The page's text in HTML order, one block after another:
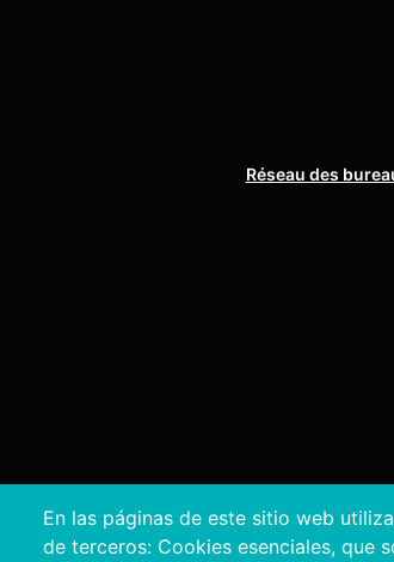
En las páginas de este sitio web
de terceros: Cookies esenciales, que
Réseau des